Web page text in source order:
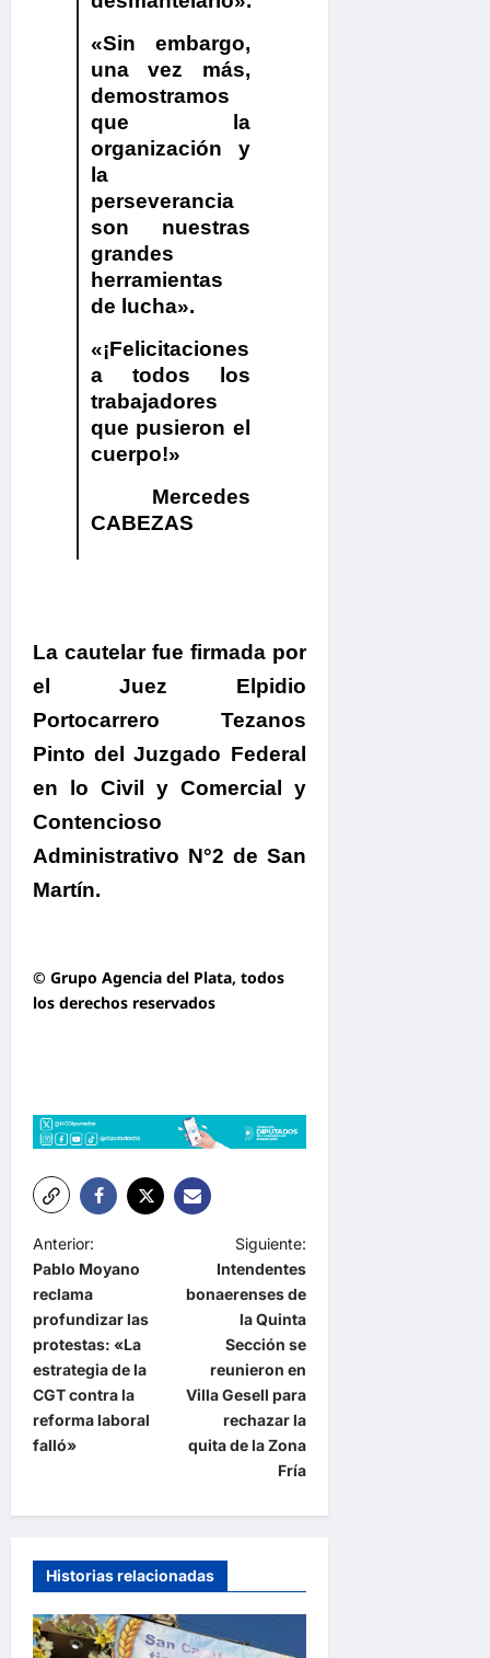
«Sin embargo,
una vez más,
demostramos
que la
organización y
la
perseverancia
son nuestras
grandes
herramientas
de lucha».
«¡Felicitaciones
a todos los
trabajadores
que pusieron el
cuerpo!»
Mercedes
CABEZAS
La cautelar fue firmada por
el Juez Elpidio
Portocarrero Tezanos
Pinto del Juzgado Federal
en lo Civil y Comercial y
Contencioso
Administrativo N°2 de San
Martín.
© Grupo Agencia del Plata, todos
los derechos reservados
N
a
v
e
g
a
c
ó
d
e
Anterior:
Pablo Moyano
reclama
profundizar las
protestas: «La
estrategia de la
CGT contra la
reforma laboral
falló»
Siguiente:
Intendentes
bonaerenses de
la Quinta
Sección se
reunieron en
Villa Gesell para
rechazar la
quita de la Zona
Fría
Historias relacionadas